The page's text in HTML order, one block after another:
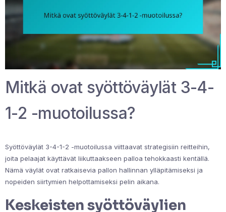
Mitkä ovat syöttöväylät 3-4-
1-2 -muotoilussa?
Syöttöväylät 3-4-1-2 -muotoilussa viittaavat strategisiin reitteihin,
joita pelaajat käyttävät liikuttaakseen palloa tehokkaasti kentällä.
Nämä väylät ovat ratkaisevia pallon hallinnan ylläpitämiseksi ja
nopeiden siirtymien helpottamiseksi pelin aikana.
Keskeisten syöttöväylien